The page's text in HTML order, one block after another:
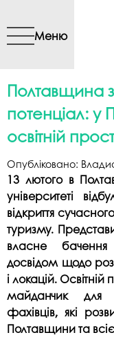
Меню
Полтавщина
потенціал: у
освітній
Опубліковано:
13 лютого в
університеті
відкриття
туризму.
власне
досвідом щодо
і локацій.
майданчик для
фахівців, які
Полтавщини та